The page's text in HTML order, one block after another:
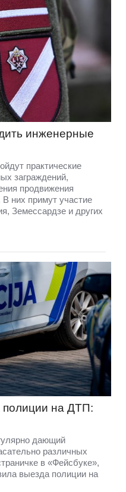
инженерные
практические
заграждений,
продвижения
В них примут участие
Земессардзе и других
на ДТП:
дающий
различных
в «Фейсбуке»,
выезда полиции на